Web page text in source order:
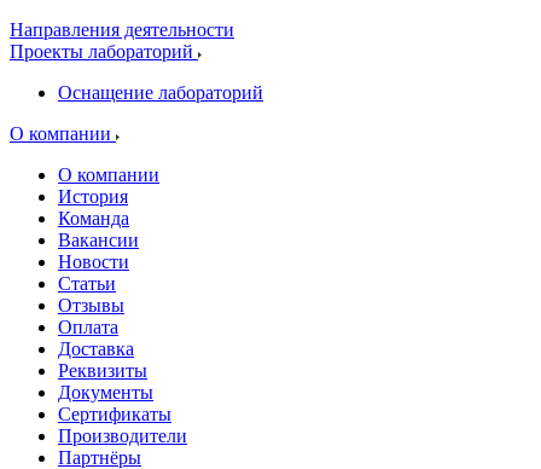
Направления деятельности
Проекты лабораторий
Оснащение лабораторий
О компании
О компании
История
Команда
Вакансии
Новости
Статьи
Отзывы
Оплата
Доставка
Реквизиты
Документы
Сертификаты
Производители
Партнёры